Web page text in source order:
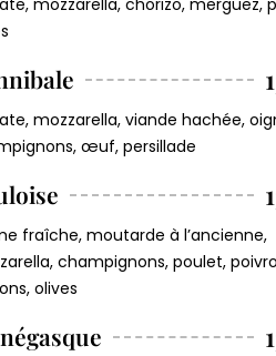
mozzarella, chorizo, merguez,
mozzarella, viande hachée,
œuf, persillade
fraîche, moutarde à l’ancienne,
champignons, poulet,
olives